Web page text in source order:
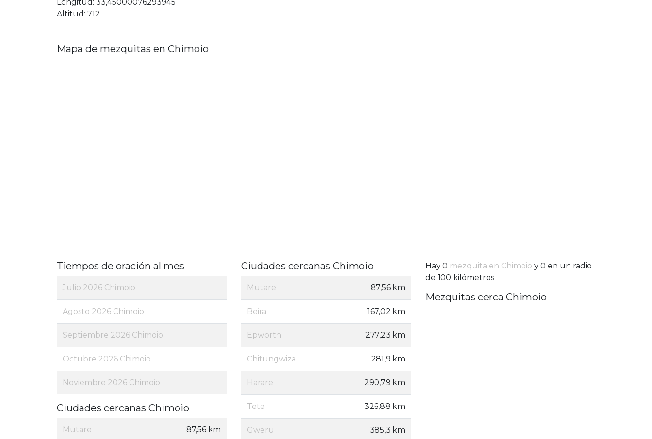
Longitud: 33,45000076293945
Altitud: 712
Mapa de mezquitas en Chimoio
Tiempos de oración al mes
Julio 2026 Chimoio
Agosto 2026 Chimoio
Septiembre 2026 Chimoio
Octubre 2026 Chimoio
Noviembre 2026 Chimoio
Ciudades cercanas Chimoio
Mutare 87,56 km
Ciudades cercanas Chimoio
Mutare 87,56 km
Beira 167,02 km
Epworth 277,23 km
Chitungwiza 281,9 km
Harare 290,79 km
Tete 326,88 km
Gweru 385,3 km
Hay 0 mezquita en Chimoio y 0 en un radio
de 100 kilómetros
Mezquitas cerca Chimoio